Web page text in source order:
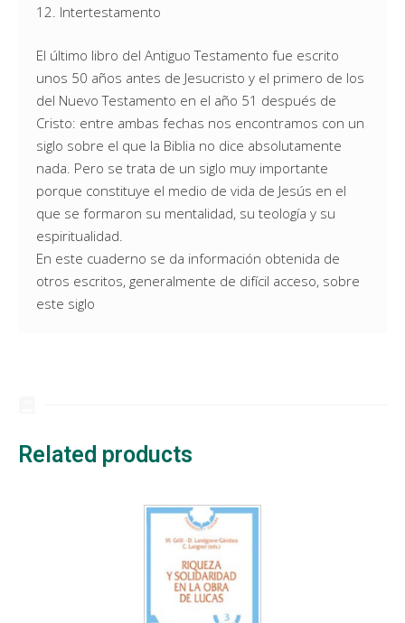
12. Intertestamento
El último libro del Antiguo Testamento fue escrito
unos 50 años antes de Jesucristo y el primero de los
del Nuevo Testamento en el año 51 después de
Cristo: entre ambas fechas nos encontramos con un
siglo sobre el que la Biblia no dice absolutamente
nada. Pero se trata de un siglo muy importante
porque constituye el medio de vida de Jesús en el
que se formaron su mentalidad, su teología y su
espiritualidad.
En este cuaderno se da información obtenida de
otros escritos, generalmente de difícil acceso, sobre
este siglo
Related products